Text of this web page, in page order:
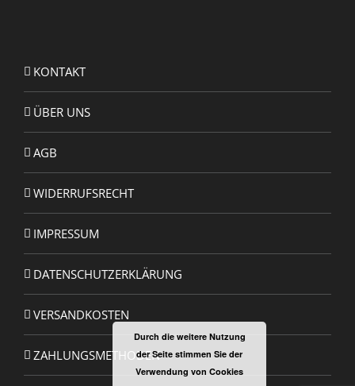
KONTAKT
ÜBER UNS
AGB
WIDERRUFSRECHT
IMPRESSUM
DATENSCHUTZERKLÄRUNG
VERSANDKOSTEN
ZAHLUNGSMETHODEN
Durch die weitere Nutzung
der Seite stimmen Sie der
Verwendung von Cookies